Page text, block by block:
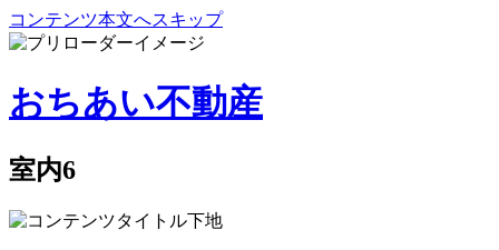
コンテンツ本文へスキップ
おちあい不動産
室内6